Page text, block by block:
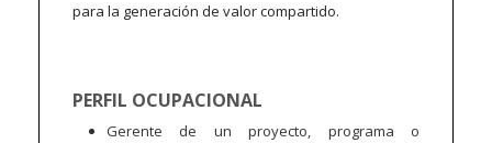
para la generación de valor compartido.
PERFIL OCUPACIONAL
Gerente de un proyecto, programa o